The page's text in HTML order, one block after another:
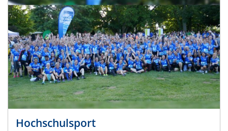
Hochschulsport